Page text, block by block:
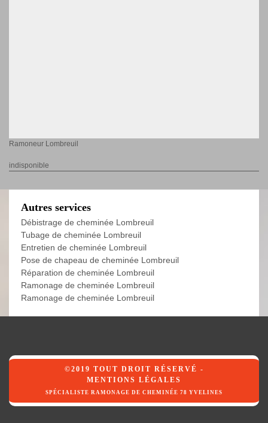
Ramoneur Lombreuil
indisponible
Autres services
Débistrage de cheminée Lombreuil
Tubage de cheminée Lombreuil
Entretien de cheminée Lombreuil
Pose de chapeau de cheminée Lombreuil
Réparation de cheminée Lombreuil
Ramonage de cheminée Lombreuil
Ramonage de cheminée Lombreuil
©2019 TOUT DROIT RÉSERVÉ -
MENTIONS LÉGALES
SPÉCIALISTE RAMONAGE DE CHEMINÉE 78 YVELINES